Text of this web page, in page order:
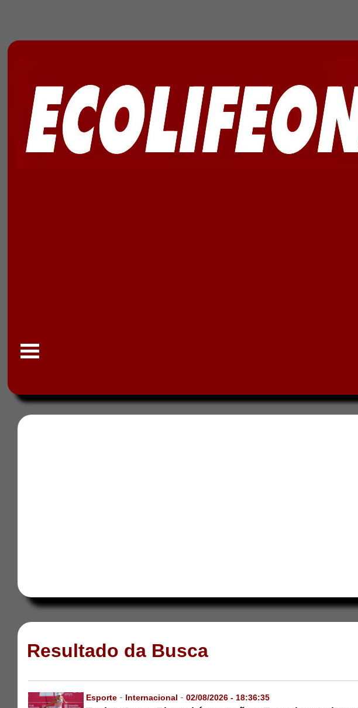
Resultado da Busca
Esporte - Internacional -02/08/2026 - 18:36:35